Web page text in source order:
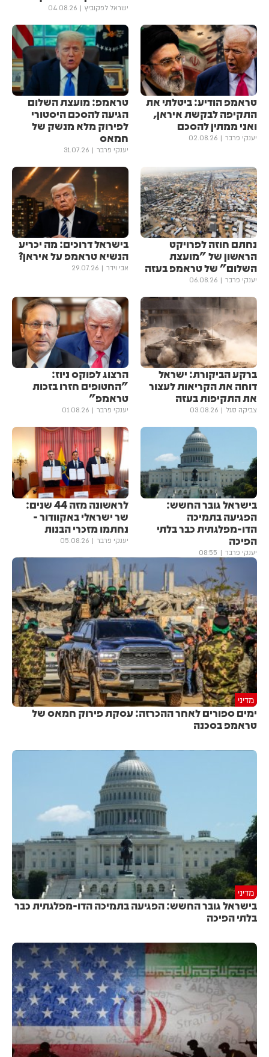
ישראל לפקוביץ 04.08.26
טראמפ הודיע: ביטלתי את
התקיפה לבקשת איראן,
ואני ממתין להסכם
יענקי פרבר 02.08.26
טראמפ: מועצת השלום
הגיעה להסכם היסטורי
לפירוק מלא מנשק של
חמאס
יענקי פרבר 31.07.26
נחתם חוזה לפרויקט
הראשון של "מועצת
השלום" של טראמפ בעזה
יענקי פרבר 06.08.26
בישראל דרוכים: מה יכריע
הנשיא טראמפ על איראן?
אבי וידר 29.07.26
ברקע הביקורת: ישראל
דוחה את הקריאות לעצור
את התקיפות בעזה
צביקה סגל 03.08.26
הרצוג לפוקס ניוז:
"החטופים חזרו בזכות
טראמפ"
יענקי פרבר 01.08.26
בישראל גובר החשש:
הפגיעה בתמיכה
הדו-מפלגתית כבר בלתי
הפיכה
יענקי פרבר 08:55
לראשונה מזה 44 שנים:
שר ישראלי באקוודור -
נחתמו מזכרי הבנות
יענקי פרבר 05.08.26
מדיני
ימים ספורים לאחר ההכרזה: עסקת פירוק חמאס של
טראמפ בסכנה
מדיני
בישראל גובר החשש: הפגיעה בתמיכה הדו-מפלגתית כבר
בלתי הפיכה